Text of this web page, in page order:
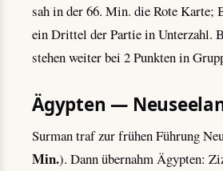
sah in der 66. Min. die Rote Karte;
ein Drittel der Partie in Unterzahl.
stehen weiter bei 2 Punkten in
Ägypten —
Surman traf zur frühen Führung
Min.). Dann übernahm Ägypten: